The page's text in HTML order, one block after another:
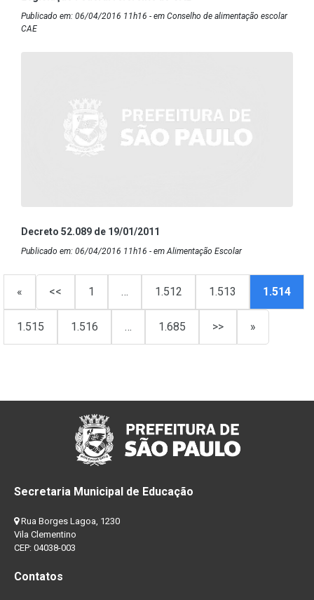
Publicado em: 06/04/2016 11h16 - em Conselho de alimentação escolar
CAE
Decreto 52.089 de 19/01/2011
Publicado em: 06/04/2016 11h16 - em Alimentação Escolar
« << 1 … 1.512 1.513 1.514
1.515 1.516 … 1.685 >> »
Secretaria Municipal de Educação
Rua Borges Lagoa, 1230
Vila Clementino
CEP: 04038-003
Contatos